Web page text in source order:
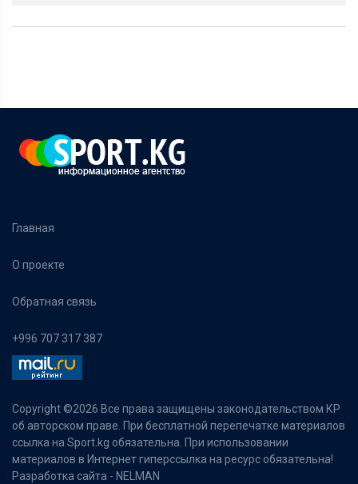
Главная
О проекте
Обратная связь
+996 707 317 387
Copyright ©2026 Все права защищены законодательством КР
об авторском праве. При бесплатной перепечатке материалов
ссылка на Sport.kg обязательна. При использовании
материалов в Интернет гиперссылка на ресурс обязательна!
Разработка сайта - NELMAN